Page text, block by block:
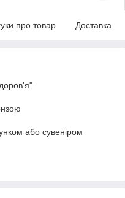
про товар Доставка
або сувеніром